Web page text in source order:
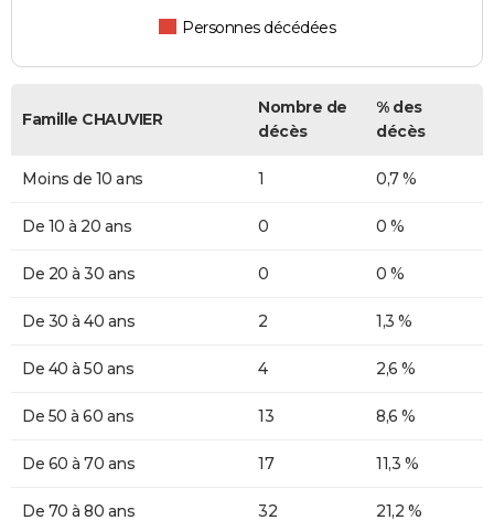
Personnes décédées
Famille CHAUVIER
Nombre de
décès
% des
décès
Moins de 10 ans 1 0,7 %
De 10 à 20 ans 0 0 %
De 20 à 30 ans 0 0 %
De 30 à 40 ans 2 1,3 %
De 40 à 50 ans 4 2,6 %
De 50 à 60 ans 13 8,6 %
De 60 à 70 ans 17 11,3 %
De 70 à 80 ans 32 21,2 %